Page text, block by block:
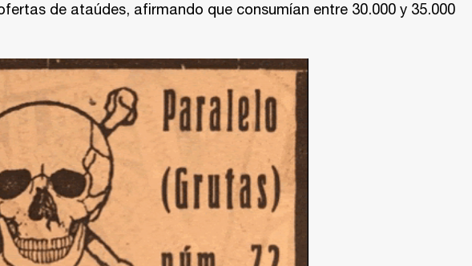
de ataúdes, afirmando que consumían entre 30.000 y 35.000